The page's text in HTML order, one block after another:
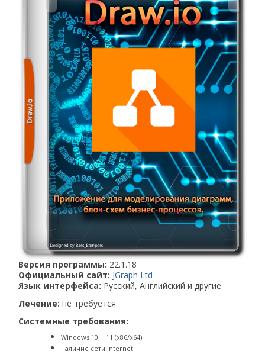
Версия программы: 22.1.18
Официальный сайт: JGraph Ltd
Язык интерфейса: Русский, Английский и другие
Лечение: не требуется
Системные требования:
Windows 10 | 11 (x86/x64)
наличие сети Internet